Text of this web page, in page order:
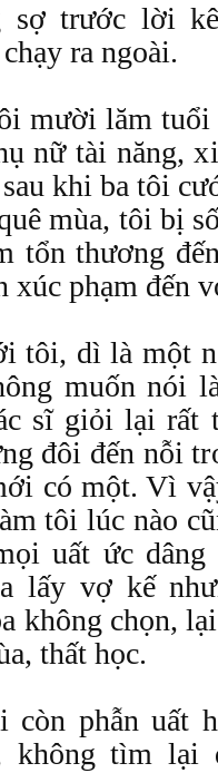
sợ trước lời
ra ngoài.
mười lăm
nữ tài năng,
sau khi ba tôi
mùa, tôi bị
tổn thương
xúc phạm đến
tôi, dì là một
muốn nói
sĩ giỏi lại rất
đôi đến nỗi
có một. Vì
tôi lúc nào
uất ức
lấy vợ kế
không chọn,
thất học.
còn phẫn uất
không tìm lại